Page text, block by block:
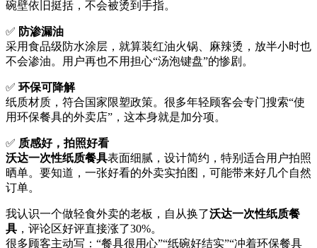
碗壁依旧挺括，不会被烫到手指。
✅ 防渗漏油
采用食品级防水涂层，就算装红油火锅、麻辣烫，放半小时也
不会渗油。用户再也不用担心“汤泡键盘”的惨剧。
✅ 环保可降解
纸质材质，符合国家限塑政策。很多年轻顾客会专门搜索“使
用环保餐具的外卖店”，这本身就是加分项。
✅ 质感好，拍照好看
沃达一次性纸质餐具表面细腻，设计简约，特别适合用户拍照
晒单。要知道，一张好看的外卖实拍图，可能带来好几个自然
订单。
我认识一个做轻食外卖的老板，自从换了沃达一次性纸质餐
具 ，评论区好评直接涨了30%。
很多顾客主动写：“餐具很用心”“纸碗好结实”“冲着环保餐具